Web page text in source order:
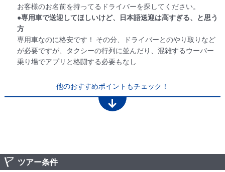
お客様のお名前を持ってるドライバーを探してください。
●専用車で送迎してほしいけど、日本語送迎は高すぎる、と思う
方
専用車なのに格安です！ その分、ドライバーとのやり取りなど
が必要ですが、タクシーの行列に並んだり、混雑するウーバー
乗り場でアプリと格闘する必要もなし
他のおすすめポイントもチェック！
ツアー条件